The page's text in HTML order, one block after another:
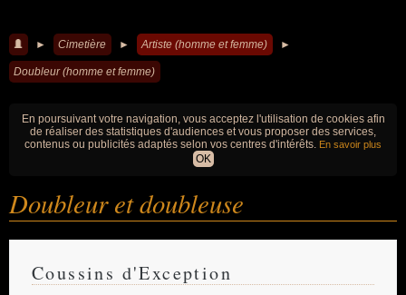
► Cimetière ► Artiste (homme et femme) ►
Doubleur (homme et femme)
En poursuivant votre navigation, vous acceptez l'utilisation de cookies afin
de réaliser des statistiques d'audiences et vous proposer des services,
contenus ou publicités adaptés selon vos centres d'intérêts. En savoir plus
OK
Doubleur et doubleuse
Coussins d'Exception